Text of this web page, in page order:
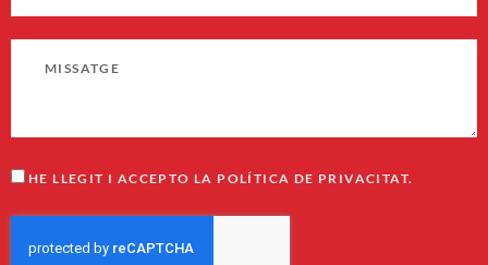
HE LLEGIT I ACCEPTO LA POLÍTICA DE PRIVACITAT.